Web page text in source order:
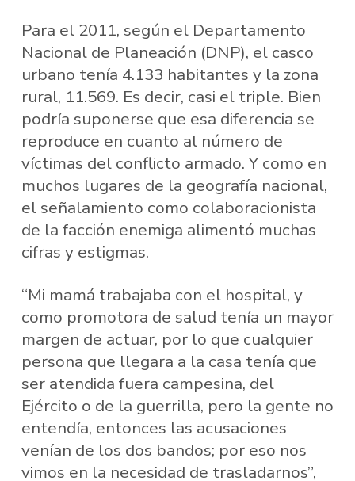
Para el 2011, según el Departamento
Nacional de Planeación (DNP), el casco
urbano tenía 4.133 habitantes y la zona
rural, 11.569. Es decir, casi el triple. Bien
podría suponerse que esa diferencia se
reproduce en cuanto al número de
víctimas del conflicto armado. Y como en
muchos lugares de la geografía nacional,
el señalamiento como colaboracionista
de la facción enemiga alimentó muchas
cifras y estigmas.
“Mi mamá trabajaba con el hospital, y
como promotora de salud tenía un mayor
margen de actuar, por lo que cualquier
persona que llegara a la casa tenía que
ser atendida fuera campesina, del
Ejército o de la guerrilla, pero la gente no
entendía, entonces las acusaciones
venían de los dos bandos; por eso nos
vimos en la necesidad de trasladarnos”,